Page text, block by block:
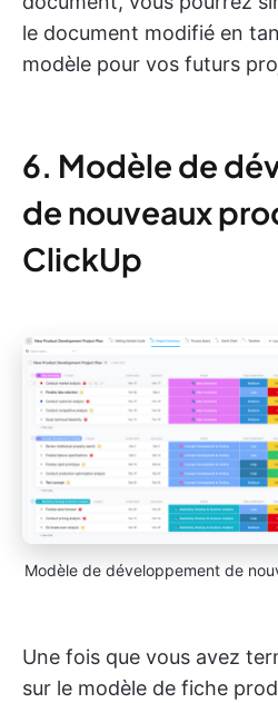
le document modifié en
modèle pour vos futurs
6. Modèle de
de nouveaux
ClickUp
Modèle de développement de
Une fois que vous avez
sur le modèle de fiche